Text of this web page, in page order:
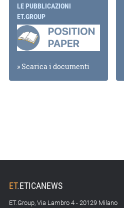
LE PUBBLICAZIONI
ET.GROUP
» Scarica i documenti
ET.ETICANEWS
ET.Group, Via Lambro 4 - 20129 Milano